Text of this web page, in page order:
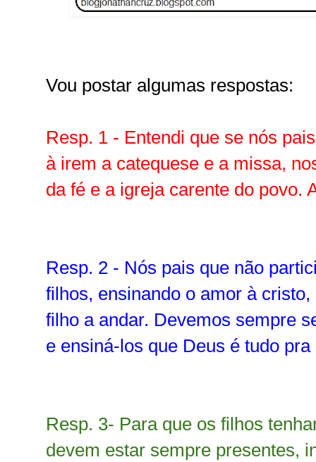
Vou postar algumas respostas:
Resp. 1 - Entendi que se nós
à irem a catequese e a missa,
da fé e a igreja carente do povo.
Resp. 2 - Nós pais que não
filhos, ensinando o amor à
filho a andar. Devemos sempre
e ensiná-los que Deus é tudo pra
Resp. 3- Para que os filhos
devem estar sempre presentes,